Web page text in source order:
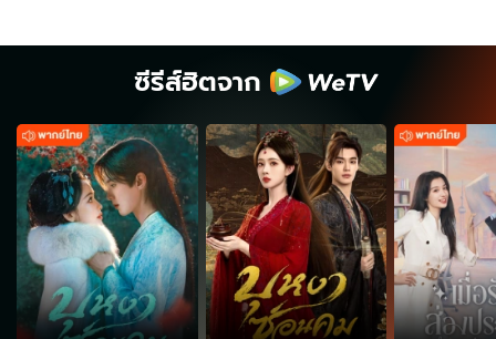
ซีรีส์ฮิตจาก